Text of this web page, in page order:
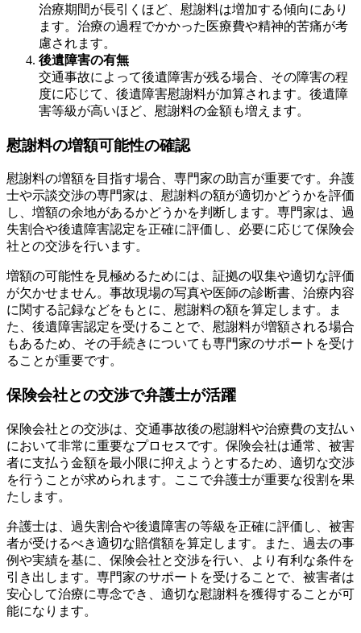
治療期間が長引くほど、慰謝料は増加する傾向にあり
ます。治療の過程でかかった医療費や精神的苦痛が考
慮されます。
後遺障害の有無
交通事故によって後遺障害が残る場合、その障害の程
度に応じて、後遺障害慰謝料が加算されます。後遺障
害等級が高いほど、慰謝料の金額も増えます。
慰謝料の増額可能性の確認
慰謝料の増額を目指す場合、専門家の助言が重要です。弁護
士や示談交渉の専門家は、慰謝料の額が適切かどうかを評価
し、増額の余地があるかどうかを判断します。専門家は、過
失割合や後遺障害認定を正確に評価し、必要に応じて保険会
社との交渉を行います。
増額の可能性を見極めるためには、証拠の収集や適切な評価
が欠かせません。事故現場の写真や医師の診断書、治療内容
に関する記録などをもとに、慰謝料の額を算定します。ま
た、後遺障害認定を受けることで、慰謝料が増額される場合
もあるため、その手続きについても専門家のサポートを受け
ることが重要です。
保険会社との交渉で弁護士が活躍
保険会社との交渉は、交通事故後の慰謝料や治療費の支払い
において非常に重要なプロセスです。保険会社は通常、被害
者に支払う金額を最小限に抑えようとするため、適切な交渉
を行うことが求められます。ここで弁護士が重要な役割を果
たします。
弁護士は、過失割合や後遺障害の等級を正確に評価し、被害
者が受けるべき適切な賠償額を算定します。また、過去の事
例や実績を基に、保険会社と交渉を行い、より有利な条件を
引き出します。専門家のサポートを受けることで、被害者は
安心して治療に専念でき、適切な慰謝料を獲得することが可
能になります。